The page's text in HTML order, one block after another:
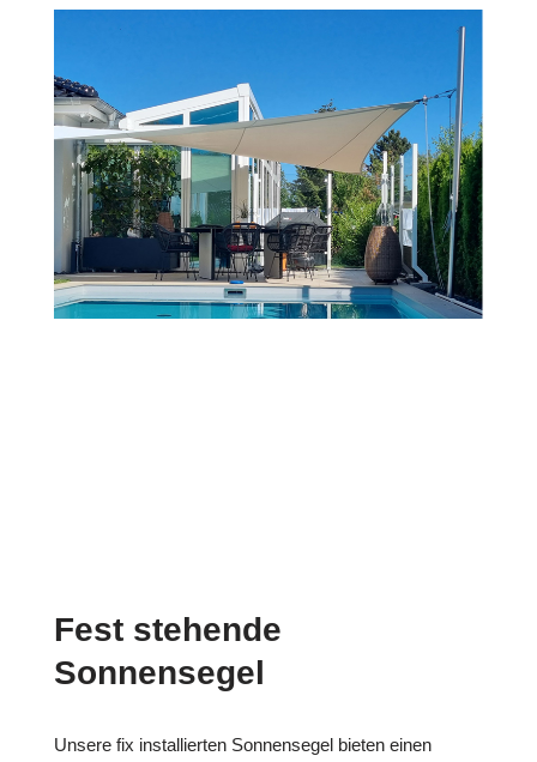
Fest stehende
Sonnensegel
Unsere fix installierten Sonnensegel bieten einen